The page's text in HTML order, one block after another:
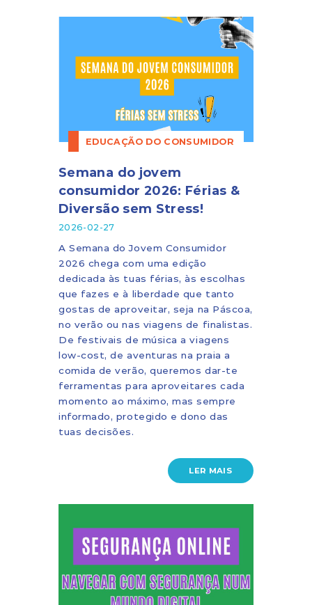
EDUCAÇÃO DO CONSUMIDOR
Semana do jovem
consumidor 2026: Férias &
Diversão sem Stress!
2026-02-27
A Semana do Jovem Consumidor
2026 chega com uma edição
dedicada às tuas férias, às escolhas
que fazes e à liberdade que tanto
gostas de aproveitar, seja na Páscoa,
no verão ou nas viagens de finalistas.
De festivais de música a viagens
low-cost, de aventuras na praia a
comida de verão, queremos dar-te
ferramentas para aproveitares cada
momento ao máximo, mas sempre
informado, protegido e dono das
tuas decisões.
LER MAIS